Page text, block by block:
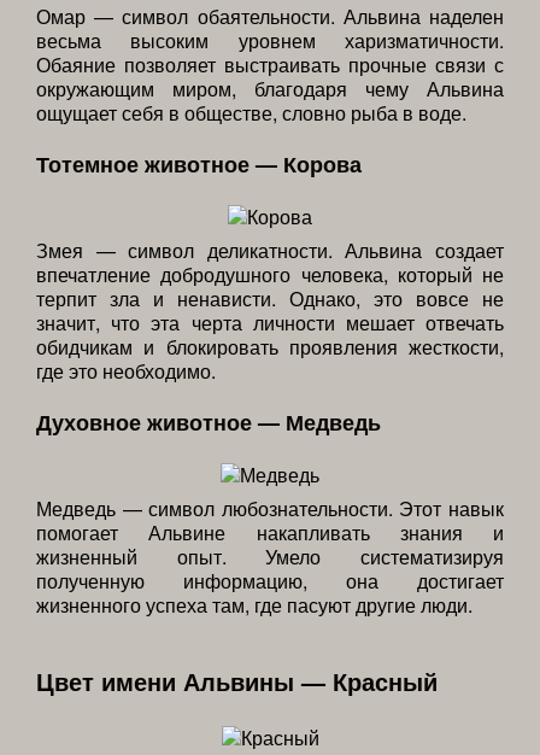
Омар — символ обаятельности. Альвина наделен
весьма высоким уровнем харизматичности.
Обаяние позволяет выстраивать прочные связи с
окружающим миром, благодаря чему Альвина
ощущает себя в обществе, словно рыба в воде.
Тотемное животное — Корова
Змея — символ деликатности. Альвина создает
впечатление добродушного человека, который не
терпит зла и ненависти. Однако, это вовсе не
значит, что эта черта личности мешает отвечать
обидчикам и блокировать проявления жесткости,
где это необходимо.
Духовное животное — Медведь
Медведь — символ любознательности. Этот навык
помогает Альвине накапливать знания и
жизненный опыт. Умело систематизируя
полученную информацию, она достигает
жизненного успеха там, где пасуют другие люди.
Цвет имени Альвины — Красный